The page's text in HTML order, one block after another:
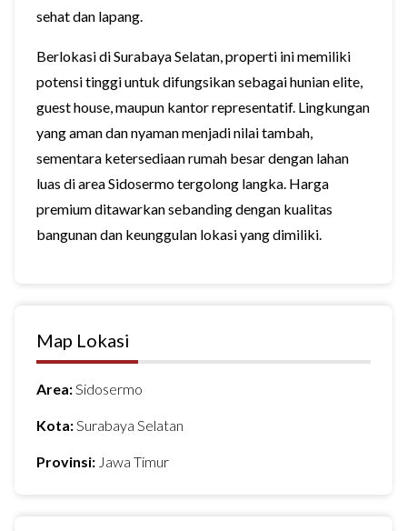
sehat dan lapang.
Berlokasi di Surabaya Selatan, properti ini memiliki
potensi tinggi untuk difungsikan sebagai hunian elite,
guest house, maupun kantor representatif. Lingkungan
yang aman dan nyaman menjadi nilai tambah,
sementara ketersediaan rumah besar dengan lahan
luas di area Sidosermo tergolong langka. Harga
premium ditawarkan sebanding dengan kualitas
bangunan dan keunggulan lokasi yang dimiliki.
Map Lokasi
Area:Sidosermo
Kota:Surabaya Selatan
Provinsi: Jawa Timur